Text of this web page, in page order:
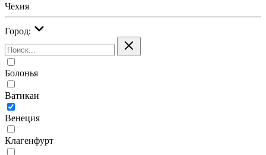
Чехия
Город:
Болонья
Ватикан
Венеция
Клагенфурт